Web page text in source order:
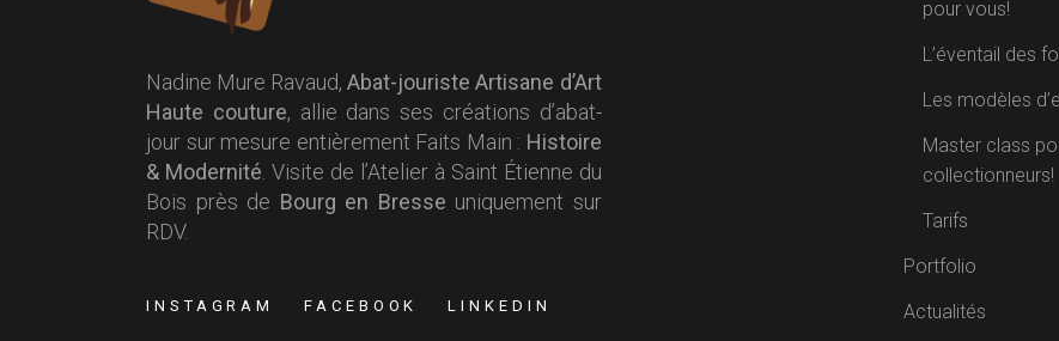
Nadine Mure Ravaud,Abat-jouriste Artisane d’Art
Haute couture, allie dans ses créations d’abat-
jour sur mesure entièrement Faits Main : Histoire
& Modernité . Visite de l’Atelier à Saint Étienne du
Bois près de Bourg en Bresse uniquement sur
RDV.
INSTAGRAM FACEBOOK LINKEDIN
pour vous!
L’éventail des
Les modèles
Master class
collectionneurs!
Tarifs
Portfolio
Actualités